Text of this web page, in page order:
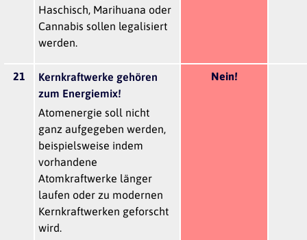
Haschisch, Marihuana oder
Cannabis sollen legalisiert
werden.
21
Kernkraftwerke gehören
zum Energiemix!
Atomenergie soll nicht
ganz aufgegeben werden,
beispielsweise indem
vorhandene
Atomkraftwerke länger
laufen oder zu modernen
Kernkraftwerken geforscht
wird.
Nein!